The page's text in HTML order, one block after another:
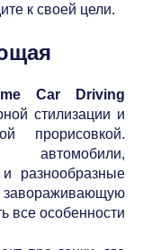
к своей цели.
Car Driving
стилизации и
прорисовкой.
автомобили,
разнообразные
завораживающую
все особенности